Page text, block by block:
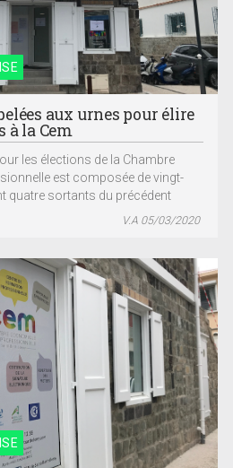
aux urnes pour élire
à la Cem
les élections de la Chambre
est composée de vingt-
quatre sortants du précédent
V.A 05/03/2020